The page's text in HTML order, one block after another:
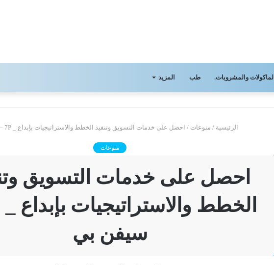
الماكولات والمشروبات. طب المزيد
الرئيسية / منوعات / احصل على خدمات التسويق وتنفيذ الخطط والاستراتيجيات بإبداع _ 7P – سيفن بي
منوعات
احصل على خدمات التسويق
سيفن بي